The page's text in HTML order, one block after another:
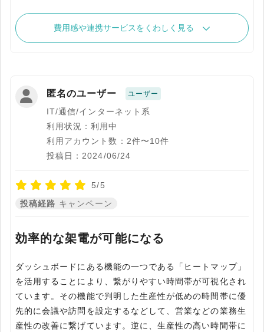
費用感や連携サービスをくわしく見る
匿名のユーザー ユーザー
IT/通信/インターネット系
利用状況：利用中
利用アカウント数：2件〜10件
投稿日：2024/06/24
5/5
投稿経路 キャンペーン
効率的な架電が可能になる
ダッシュボードにある機能の一つである「ヒートマップ」
を活用することにより、繋がりやすい時間帯が可視化され
ています。その機能で判明した生産性が低めの時間帯に優
先的に会議や訪問を設定するなどして、営業などの業務生
産性の改善に繋げています。逆に、生産性の高い時間帯に